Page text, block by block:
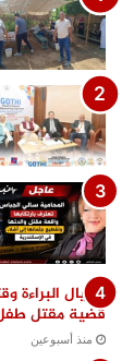
اغتيال
قضية مقتل
منذ أسبوعين